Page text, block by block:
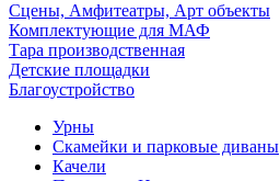
Сцены, Амфитеатры, Арт объекты
Комплектующие для МАФ
Тара производственная
Детские площадки
Благоустройство
Урны
Скамейки и парковые диваны
Качели